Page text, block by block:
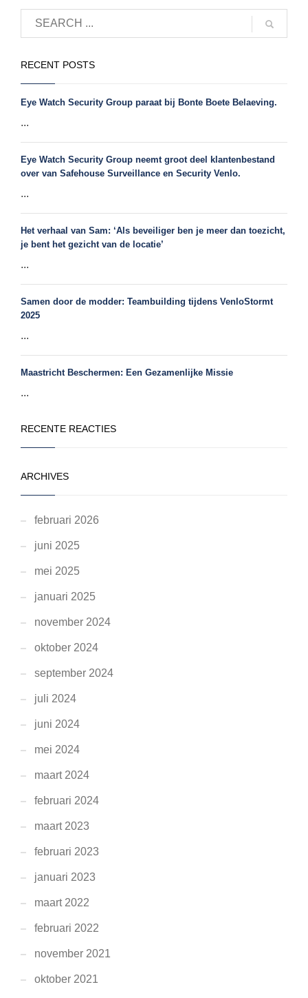
RECENT POSTS
Eye Watch Security Group paraat bij Bonte Boete Belaeving.
...
Eye Watch Security Group neemt groot deel klantenbestand
over van Safehouse Surveillance en Security Venlo.
...
Het verhaal van Sam: ‘Als beveiliger ben je meer dan toezicht,
je bent het gezicht van de locatie’
...
Samen door de modder: Teambuilding tijdens VenloStormt
2025
...
Maastricht Beschermen: Een Gezamenlijke Missie
...
RECENTE REACTIES
ARCHIVES
februari 2026
juni 2025
mei 2025
januari 2025
november 2024
oktober 2024
september 2024
juli 2024
juni 2024
mei 2024
maart 2024
februari 2024
maart 2023
februari 2023
januari 2023
maart 2022
februari 2022
november 2021
oktober 2021